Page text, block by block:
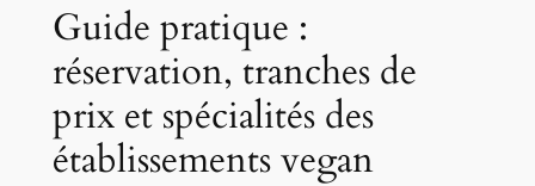
Guide pratique :
réservation, tranches de
prix et spécialités des
établissements vegan